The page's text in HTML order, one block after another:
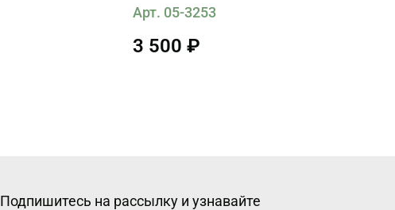
Арт. 05-3253
3 500 ₽
Подпишитесь на рассылку и узнавайте